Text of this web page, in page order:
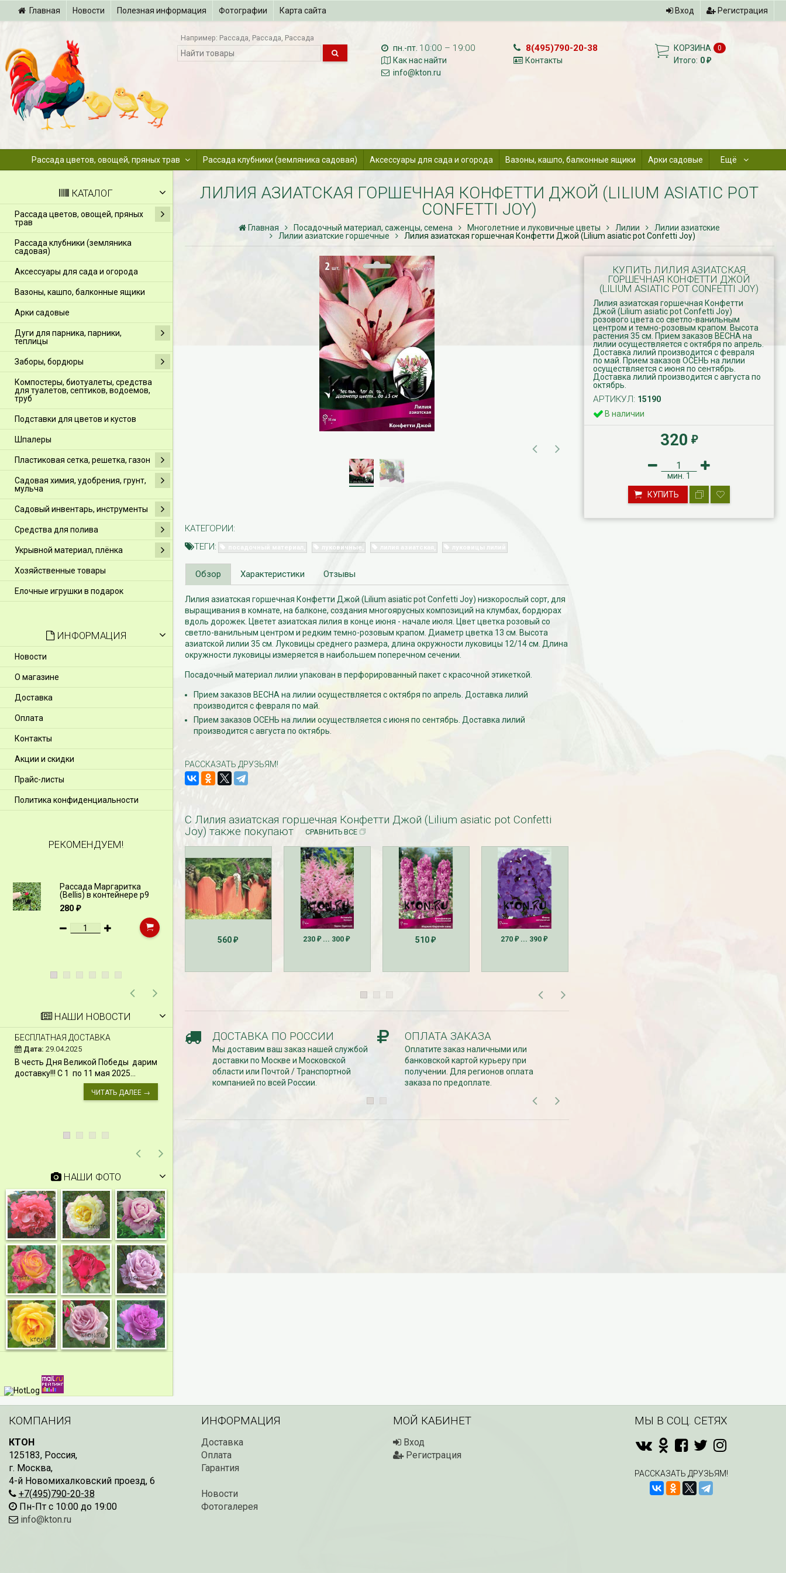
Главная Новости Полезная информация Фотографии Карта сайта Вход Регистрация
Например: Рассада Рассада Рассада
пн.-пт. 10:00 – 19:00
Как нас найти
info@kton.ru
8(495)790-20-38
Контакты
КОРЗИНА 0
Итого: 0₽
Рассада цветов, овощей, пряных трав Рассада клубники (земляника садовая) Аксессуары для сада и огорода Вазоны, кашпо, балконные ящики Арки садовые Ещё
КАТАЛОГ
Рассада цветов, овощей, пряных
трав
Рассада клубники (земляника
садовая)
Аксессуары для сада и огорода
Вазоны, кашпо, балконные ящики
Арки садовые
Дуги для парника, парники,
теплицы
Заборы, бордюры
Компостеры, биотуалеты, средства
для туалетов, септиков, водоемов,
труб
Подставки для цветов и кустов
Шпалеры
Пластиковая сетка, решетка, газон
Садовая химия, удобрения, грунт,
мульча
Садовый инвентарь, инструменты
Средства для полива
Укрывной материал, плёнка
Хозяйственные товары
Елочные игрушки в подарок
ИНФОРМАЦИЯ
Новости
О магазине
Доставка
Оплата
Контакты
Акции и скидки
Прайс-листы
Политика конфиденциальности
РЕКОМЕНДУЕМ!
Рассада Маргаритка
(Bellis) в контейнере p9
280₽
Рассада Незабудка
(Myosotis) в контейнере
p9
340₽
Рассада Колокольчик
карпатский (Campanula
carpatica) в контейнере
₽
Рассада Земляника
декоративная в кашпо
d21
800
НАШИ НОВОСТИ
БЕСПЛАТНАЯ ДОСТАВКА
Дата: 29.04.2025
В честь Дня Великой Победы дарим
доставку!!! С 1 по 11 мая 2025...
ЧИТАТЬ ДАЛЕЕ →
СКИДКИ 15 % НА ДУГИ, ЗАБОРЫ,
ШПАЛЕРЫ И ДР.
Дата: 11.03.2024
Скидки 15% !!! При заказе товаров на
сумму от 1000 руб. с 16 марта по 31
БЕСПЛАТНАЯ ДОСТАВКА
29.02.2024
В первый день весны в честь 8
марта дарим доставку!!! С 1 марта по
ноября 2023 года успейте оформить
НАШИ ФОТО
ЛИЛИЯ АЗИАТСКАЯ ГОРШЕЧНАЯ КОНФЕТТИ ДЖОЙ (LILIUM ASIATIC POT
CONFETTI JOY)
Главная Посадочный материал, саженцы, семена Многолетние и луковичные цветы Лилии
Лилии азиатские
Лилии азиатские горшечные
Лилия азиатская горшечная Конфетти Джой (Lilium asiatic pot Confetti Joy)
КУПИТЬ ЛИЛИЯ АЗИАТСКАЯ
ГОРШЕЧНАЯ КОНФЕТТИ ДЖОЙ
(LILIUM ASIATIC POT CONFETTI JOY)
Лилия азиатская горшечная Конфетти
Джой (Lilium asiatic pot Confetti Joy)
розового цвета со светло-ванильным
центром и темно-розовым крапом. Высота
растения 35 см. Прием заказов ВЕСНА на
лилии осуществляется с октября по апрель.
Доставка лилий производится с февраля
по май. Прием заказов ОСЕНЬ на лилии
осуществляется с июня по сентябрь.
Доставка лилий производится с августа по
октябрь.
АРТИКУЛ: 15190
В наличии
320 ₽
мин. 1
КУПИТЬ
КАТЕГОРИИ:
ТЕГИ:
луковичные
Обзор Характеристики Отзывы
Лилия азиатская горшечная Конфетти Джой (Lilium asiatic pot Confetti Joy) низкорослый сорт, для
выращивания в комнате, на балконе, создания многоярусных композиций на клумбах, бордюрах
вдоль дорожек. Цветет азиатская лилия в конце июня - начале июля. Цвет цветка розовый со
светло-ванильным центром и редким темно-розовым крапом. Диаметр цветка 13 см. Высота
азиатской лилии 35 см. Луковицы среднего размера, длина окружности луковицы 12/14 см. Длина
окружности луковицы измеряется в наибольшем поперечном сечении.
Посадочный материал лилии упакован в перфорированный пакет с красочной этикеткой.
Прием заказов ВЕСНА на лилии осуществляется с октября по апрель. Доставка лилий
производится с февраля по май.
Прием заказов ОСЕНЬ на лилии осуществляется с июня по сентябрь. Доставка лилий
производится с августа по октябрь.
РАССКАЗАТЬ ДРУЗЬЯМ!
С Лилия азиатская горшечная Конфетти Джой (Lilium asiatic pot Confetti
Joy) также покупают
СРАВНИТЬ ВСЕ
560 ₽ 230₽... 300₽ 510 ₽ 270₽... 390₽
ДОСТАВКА ПО РОССИИ
Мы доставим ваш заказ нашей службой
доставки по Москве и Московской
области или Почтой / Транспортной
компанией по всей России.
ОПЛАТА ЗАКАЗА
Оплатите заказ наличными или
банковской картой курьеру при
получении. Для регионов оплата
заказа по предоплате.
КОМПАНИЯ
КТОН
125183, Россия,
г. Москва,
4-й Новомихалковский проезд, 6
+7(495)790-20-38
Пн-Пт с 10:00 до 19:00
info@kton.ru
ИНФОРМАЦИЯ
Доставка
Оплата
Гарантия
Новости
Фотогалерея
МОЙ КАБИНЕТ
Вход
Регистрация
МЫ В СОЦ. СЕТЯХ
РАССКАЗАТЬ ДРУЗЬЯМ!